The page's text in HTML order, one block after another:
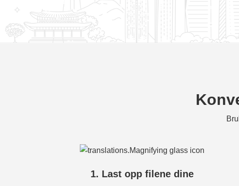
1. Last opp filene dine